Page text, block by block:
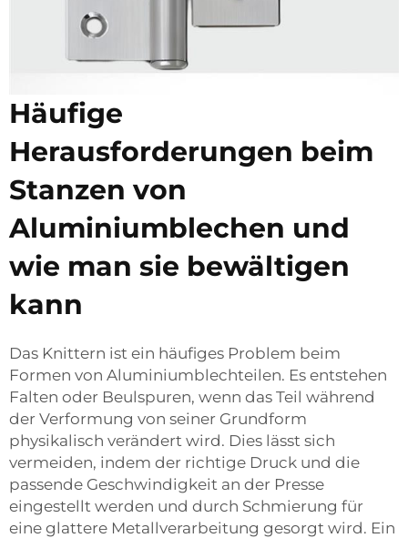
Häufige
Herausforderungen beim
Stanzen von
Aluminiumblechen und
wie man sie bewältigen
kann
Das Knittern ist ein häufiges Problem beim
Formen von Aluminiumblechteilen. Es entstehen
Falten oder Beulspuren, wenn das Teil während
der Verformung von seiner Grundform
physikalisch verändert wird. Dies lässt sich
vermeiden, indem der richtige Druck und die
passende Geschwindigkeit an der Presse
eingestellt werden und durch Schmierung für
eine glattere Metallverarbeitung gesorgt wird. Ein